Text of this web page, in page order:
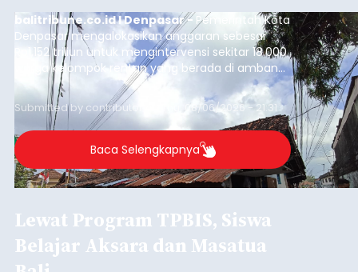
balitribune.co.id I Denpasar - Pemerintah Kota
Denpasar mengalokasikan anggaran sebesar
Rp1,152 triliun untuk mengintervensi sekitar 18.000
warga kelompok rentan yang berada di ambang
garis kemiskinan. Langkah strategis ini diambil
guna menjaga masyarakat yang berada pada
kelompok desil 5 dan 6 tersebut agar tidak
merosot ke kategori miskin.
Submitted by contributor Thu, 08/06/2026 - 21:31
Baca Selengkapnya
Lewat Program TPBIS, Siswa
Belajar Aksara dan Masatua